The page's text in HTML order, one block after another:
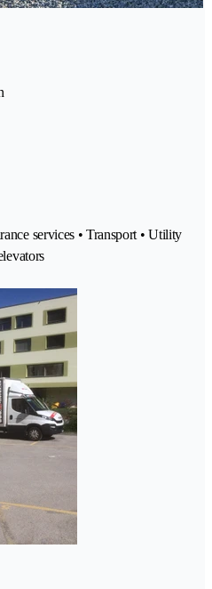
services • Transport • Utility